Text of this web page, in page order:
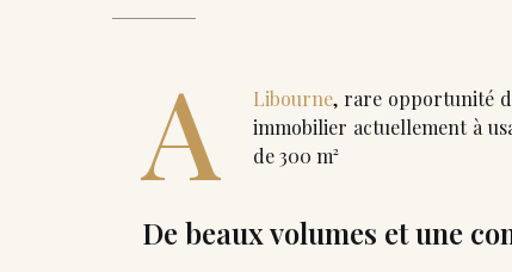
A Libourne, rare opportunité
immobilier actuellement à
de 300 m²
De beaux volumes et une